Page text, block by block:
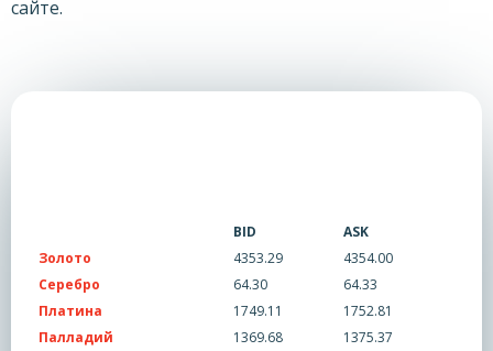
сайте.
BID
ASK
Золото
4353.29
4354.00
Серебро
64.30
64.33
Платина
1749.11
1752.81
Палладий
1369.68
1375.37